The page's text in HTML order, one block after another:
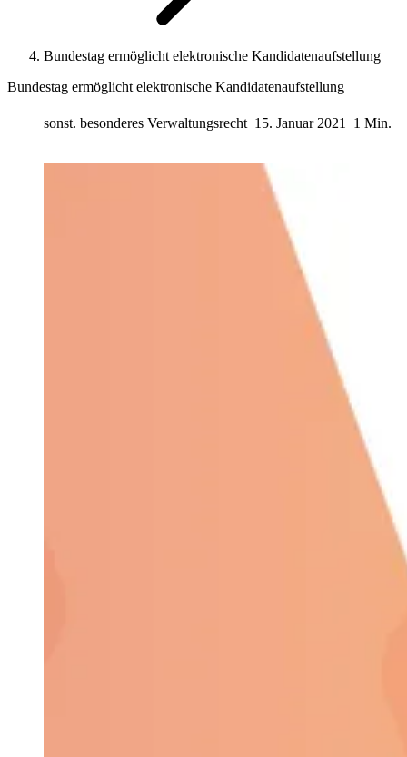
Bundestag ermöglicht elektronische Kandidatenaufstellung
Bundestag ermöglicht elektronische Kandidatenaufstellung
sonst. besonderes Verwaltungsrecht 15. Januar 2021 1 Min.